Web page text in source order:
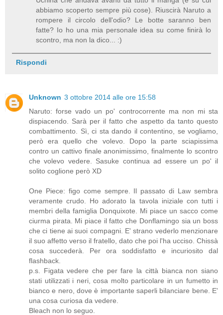
abbiamo scoperto sempre più cose). Riuscirà Naruto a
rompere il circolo dell'odio? Le botte saranno ben
fatte? Io ho una mia personale idea su come finirà lo
scontro, ma non la dico... :)
Rispondi
Unknown 3 ottobre 2014 alle ore 15:58
Naruto: forse vado un po' controcorrente ma non mi sta
dispiacendo. Sarà per il fatto che aspetto da tanto questo
combattimento. Sì, ci sta dando il contentino, se vogliamo,
però era quello che volevo. Dopo la parte sciapissima
contro un cattivo finale anonimissimo, finalmente lo scontro
che volevo vedere. Sasuke continua ad essere un po' il
solito coglione però XD
One Piece: figo come sempre. Il passato di Law sembra
veramente crudo. Ho adorato la tavola iniziale con tutti i
membri della famiglia Donquixote. Mi piace un sacco come
ciurma pirata. Mi piace il fatto che Donflamingo sia un boss
che ci tiene ai suoi compagni. E' strano vederlo menzionare
il suo affetto verso il fratello, dato che poi l'ha ucciso. Chissà
cosa succederà. Per ora soddisfatto e incuriosito dal
flashback.
p.s. Figata vedere che per fare la città bianca non siano
stati utilizzati i neri, cosa molto particolare in un fumetto in
bianco e nero, dove è importante saperli bilanciare bene. E'
una cosa curiosa da vedere.
Bleach non lo seguo.